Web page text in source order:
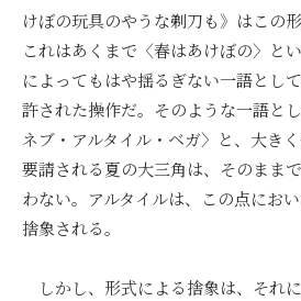
けぼの玩具のやうな剃刀も》はこの
これはあくまで〈春はあけぼの〉と
によってもはや揺るぎない一語とし
許された操作だ。そのような一語と
ネブ・アルタイル・ベガ〉と、大き
要請される夏の大三角は、そのまま
わない。アルタイルは、この点にお
捨象される。
しかし、形式による捨象は、それ